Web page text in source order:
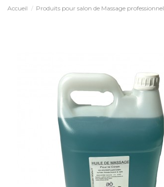
Accueil Produits pour salon de Massage professionnel